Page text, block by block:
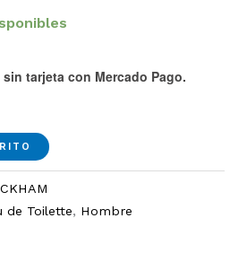
sin tarjetacon Mercado Pago.
de Toilette, Hombre